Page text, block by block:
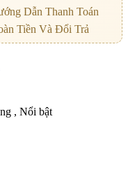
Dẫn Thanh Toán
Tiền Và Đổi Trả
, Nổi bật